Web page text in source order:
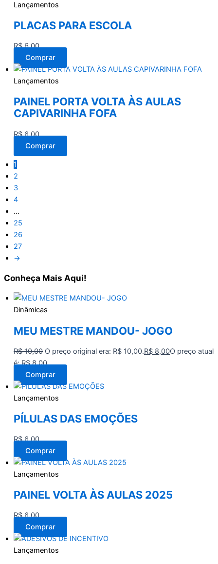
Lançamentos
PLACAS PARA ESCOLA
R$6,00
Comprar
Lançamentos
PAINEL PORTA VOLTA ÀS AULAS
CAPIVARINHA FOFA
R$6,00
Comprar
1
2
3
4
…
25
26
27
→
Conheça Mais Aqui!
Dinâmicas
MEU MESTRE MANDOU- JOGO
R$10,00 O preço original era: R$ 10,00.R$ 8,00O preço atual
é: R$ 8,00.
Comprar
Lançamentos
PÍLULAS DAS EMOÇÕES
R$6,00
Comprar
Lançamentos
PAINEL VOLTA ÀS AULAS 2025
R$6,00
Comprar
Lançamentos